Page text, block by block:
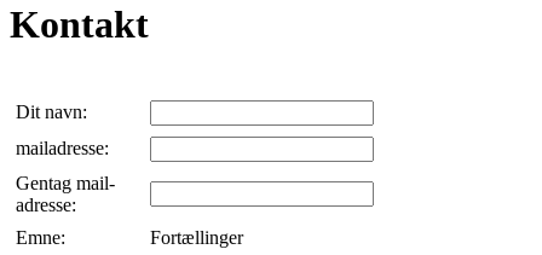
Kontakt
Dit navn:
mailadresse:
Gentag mail-
adresse:
Emne:
Fortællinger